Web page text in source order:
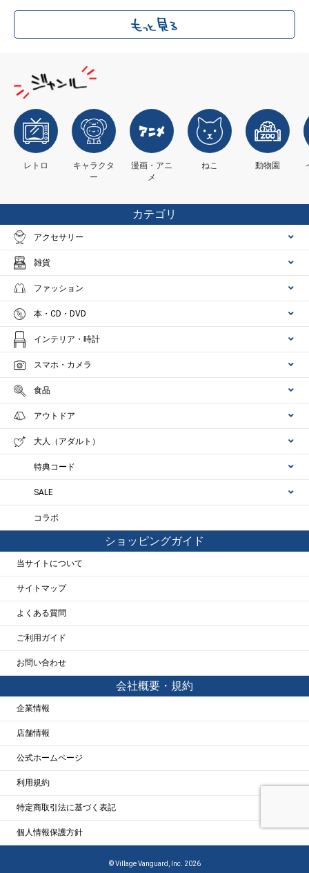
レトロ
キャラクタ
ー
漫画・アニ
メ
ねこ 動物園
カテゴリ
アクセサリー
雑貨
ファッション
本・CD・DVD
インテリア・時計
スマホ・カメラ
食品
アウトドア
大人（アダルト）
特典コード
SALE
コラボ
ショッピングガイド
当サイトについて
サイトマップ
よくある質問
ご利用ガイド
お問い合わせ
会社概要・規約
企業情報
店舗情報
公式ホームページ
利用規約
特定商取引法に基づく表記
個人情報保護方針
© Village Vanguard, Inc. 2026